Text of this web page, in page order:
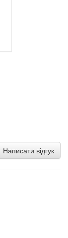
Написати відгук